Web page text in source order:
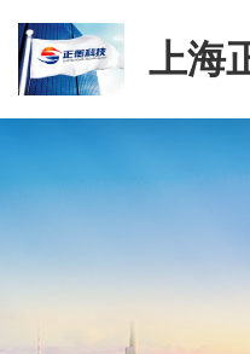
上海